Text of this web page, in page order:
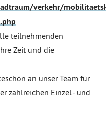
verkehr/
teilnehmenden
Zeit und die
an unser Team für
zahlreichen Einzel- und